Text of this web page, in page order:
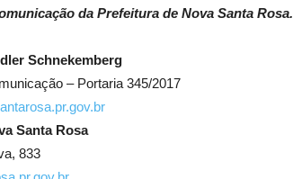
da Prefeitura de Nova Santa Rosa.
Schnekemberg
– Portaria 345/2017
Santa Rosa
833